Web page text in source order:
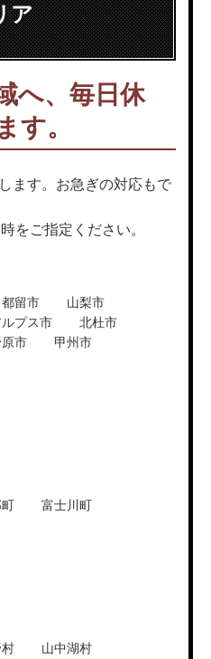
ア
へ、毎日休
す。
ます。お急ぎの対応もで
をご指定ください。
都留市
山梨市
プス市
北杜市
原市
甲州市
富士川町
山中湖村